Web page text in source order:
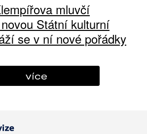
mluvčí
Státní kulturní
se v ní nové pořádky
více